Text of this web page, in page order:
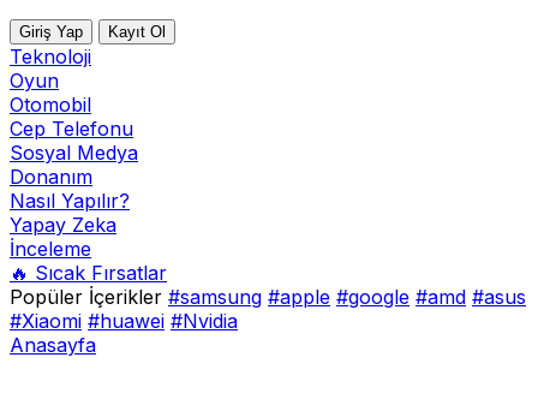
Giriş Yap Kayıt Ol
Teknoloji
Oyun
Otomobil
Cep Telefonu
Sosyal Medya
Donanım
Nasıl Yapılır?
Yapay Zeka
İnceleme
🔥 Sıcak Fırsatlar
Popüler İçerikler #samsung #apple #google #amd #asus
#Xiaomi #huawei #Nvidia
Anasayfa